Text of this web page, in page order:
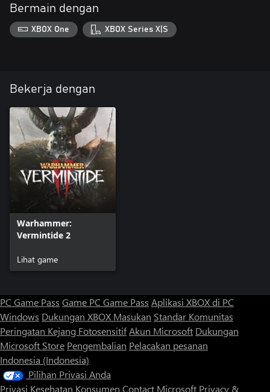
Bermain dengan
XBOX One XBOX Series X|S
Bekerja dengan
Warhammer:
Vermintide 2
Lihat game
PC Game Pass Game PC Game Pass Aplikasi XBOX di PC
Windows Dukungan XBOX Masukan Standar Komunitas
Peringatan Kejang FotosensitifAkun Microsoft Dukungan
Microsoft Store Pengembalian Pelacakan pesanan
Indonesia (Indonesia)
Pilihan Privasi Anda
Privasi Kesehatan Konsumen Contact Microsoft Privacy &